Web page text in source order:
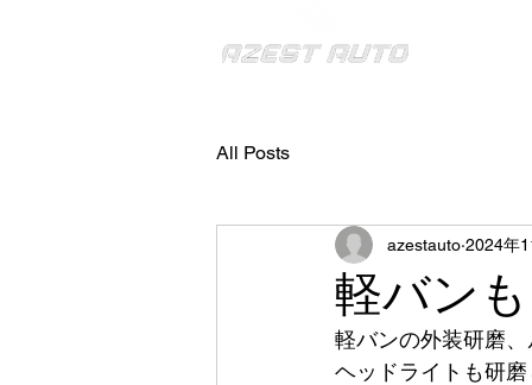
All Posts
軽バン
azestauto 2024年
軽バンの外装研磨
ヘッドライトも研